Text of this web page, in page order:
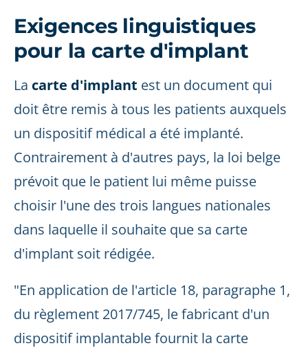
Exigences linguistiques
pour la carte d'implant
La carte d'implant est un document qui
doit être remis à tous les patients auxquels
un dispositif médical a été implanté.
Contrairement à d'autres pays, la loi belge
prévoit que le patient lui même puisse
choisir l'une des trois langues nationales
dans laquelle il souhaite que sa carte
d'implant soit rédigée.
"En application de l'article 18, paragraphe 1,
du règlement 2017/745, le fabricant d'un
dispositif implantable fournit la carte